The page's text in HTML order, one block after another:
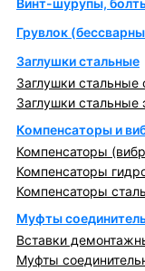
Винт-шурупы,
Грувлок
Заглушки стальные
Заглушки
Заглушки стальные
Компенсаторы и
Компенсаторы
Компенсаторы
Компенсаторы
Муфты
Вставки
Муфты